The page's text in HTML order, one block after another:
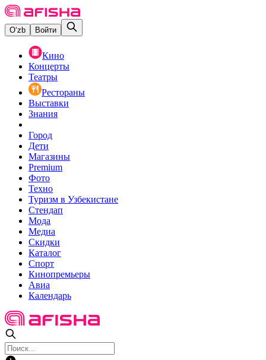
O‘zb Войти
Кино
Концерты
Театры
Рестораны
Выставки
Знания
Город
Дети
Магазины
Premium
Фото
Техно
Туризм в Узбекистане
Стендап
Мода
Медиа
Скидки
Каталог
Спорт
Кинопремьеры
Авиа
Календарь